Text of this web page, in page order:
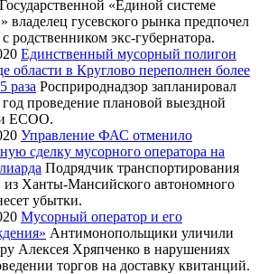
Государственной «Единой системе
владелец гусевского рынка предпочел
родственником экс-губернатора.
Единственный мусорный полигон
области в Круглово переполнен более
раза Росприроднадзор запланировал
проведение плановой выездной
ЕСОО.
Управление ФАС отменило
сделку мусорного оператора на
Подрядчик транспортирования
из Ханты-Мансийского автономного
убытки.
Мусорный оператор и его
Антимонопольщики уличили
Алексея Хряпченко в нарушениях
торгов на доставку квитанций.